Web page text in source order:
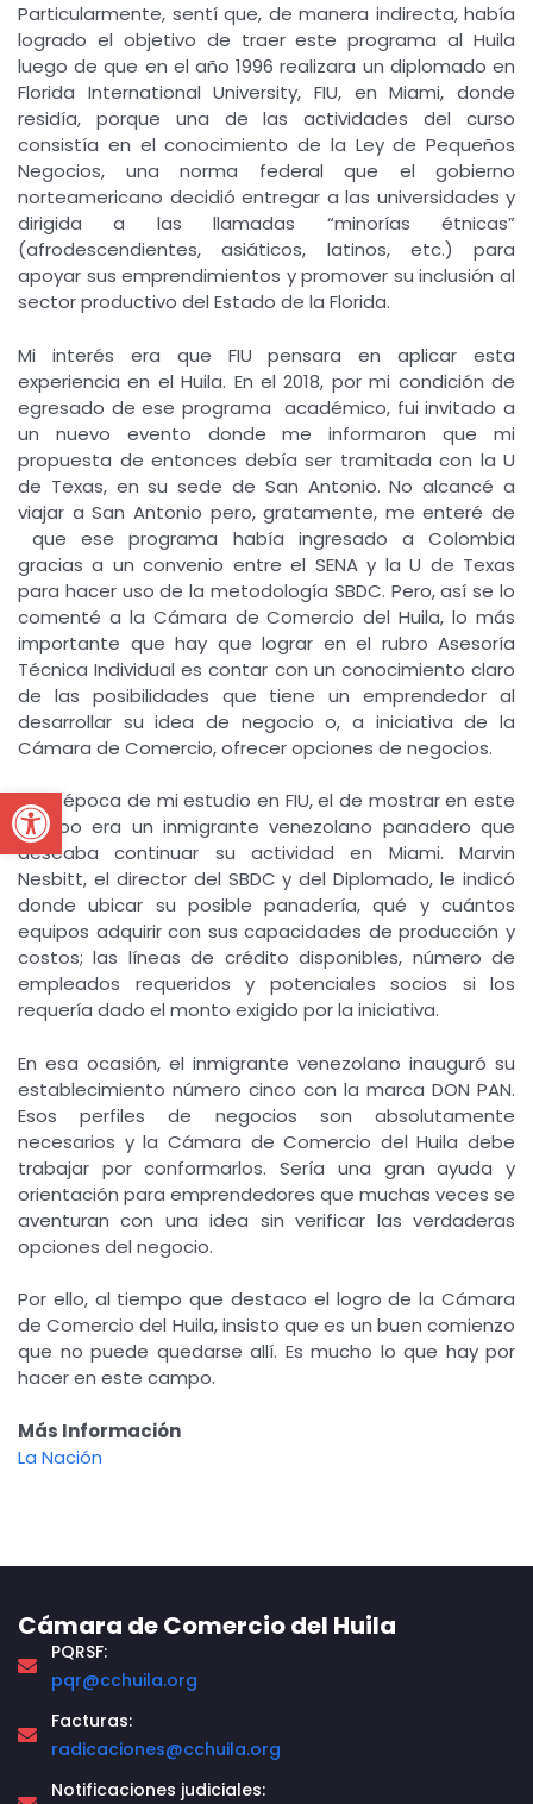
Open toolbar
Particularmente, sentí que, de manera indirecta, había
logrado el objetivo de traer este programa al Huila
luego de que en el año 1996 realizara un diplomado en
Florida International University, FIU, en Miami, donde
residía, porque una de las actividades del curso
consistía en el conocimiento de la Ley de Pequeños
Negocios, una norma federal que el gobierno
norteamericano decidió entregar a las universidades y
dirigida a las llamadas “minorías étnicas”
(afrodescendientes, asiáticos, latinos, etc.) para
apoyar sus emprendimientos y promover su inclusión al
sector productivo del Estado de la Florida.
Mi interés era que FIU pensara en aplicar esta
experiencia en el Huila. En el 2018, por mi condición de
egresado de ese programa académico, fui invitado a
un nuevo evento donde me informaron que mi
propuesta de entonces debía ser tramitada con la U
de Texas, en su sede de San Antonio. No alcancé a
viajar a San Antonio pero, gratamente, me enteré de
que ese programa había ingresado a Colombia
gracias a un convenio entre el SENA y la U de Texas
para hacer uso de la metodología SBDC. Pero, así se lo
comenté a la Cámara de Comercio del Huila, lo más
importante que hay que lograr en el rubro Asesoría
Técnica Individual es contar con un conocimiento claro
de las posibilidades que tiene un emprendedor al
desarrollar su idea de negocio o, a iniciativa de la
Cámara de Comercio, ofrecer opciones de negocios.
En la época de mi estudio en FIU, el de mostrar en este
campo era un inmigrante venezolano panadero que
deseaba continuar su actividad en Miami. Marvin
Nesbitt, el director del SBDC y del Diplomado, le indicó
donde ubicar su posible panadería, qué y cuántos
equipos adquirir con sus capacidades de producción y
costos; las líneas de crédito disponibles, número de
empleados requeridos y potenciales socios si los
requería dado el monto exigido por la iniciativa.
En esa ocasión, el inmigrante venezolano inauguró su
establecimiento número cinco con la marca DON PAN.
Esos perfiles de negocios son absolutamente
necesarios y la Cámara de Comercio del Huila debe
trabajar por conformarlos. Sería una gran ayuda y
orientación para emprendedores que muchas veces se
aventuran con una idea sin verificar las verdaderas
opciones del negocio.
Por ello, al tiempo que destaco el logro de la Cámara
de Comercio del Huila, insisto que es un buen comienzo
que no puede quedarse allí. Es mucho lo que hay por
hacer en este campo.
Más Información
La Nación
Cámara de Comercio del Huila
PQRSF:
pqr@cchuila.org
Facturas:
radicaciones@cchuila.org
Notificaciones judiciales: